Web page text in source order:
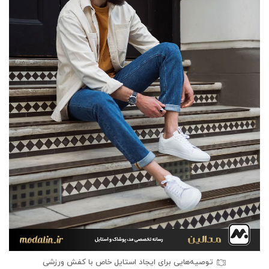
توصیه‌هایی برای ایجاد استایل خاص با کفش ورزشی